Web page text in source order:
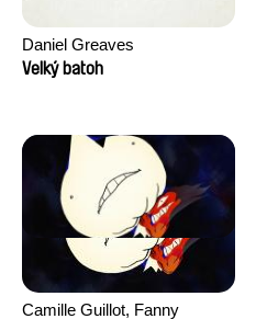
Daniel Greaves
Velký batoh
Camille Guillot, Fanny